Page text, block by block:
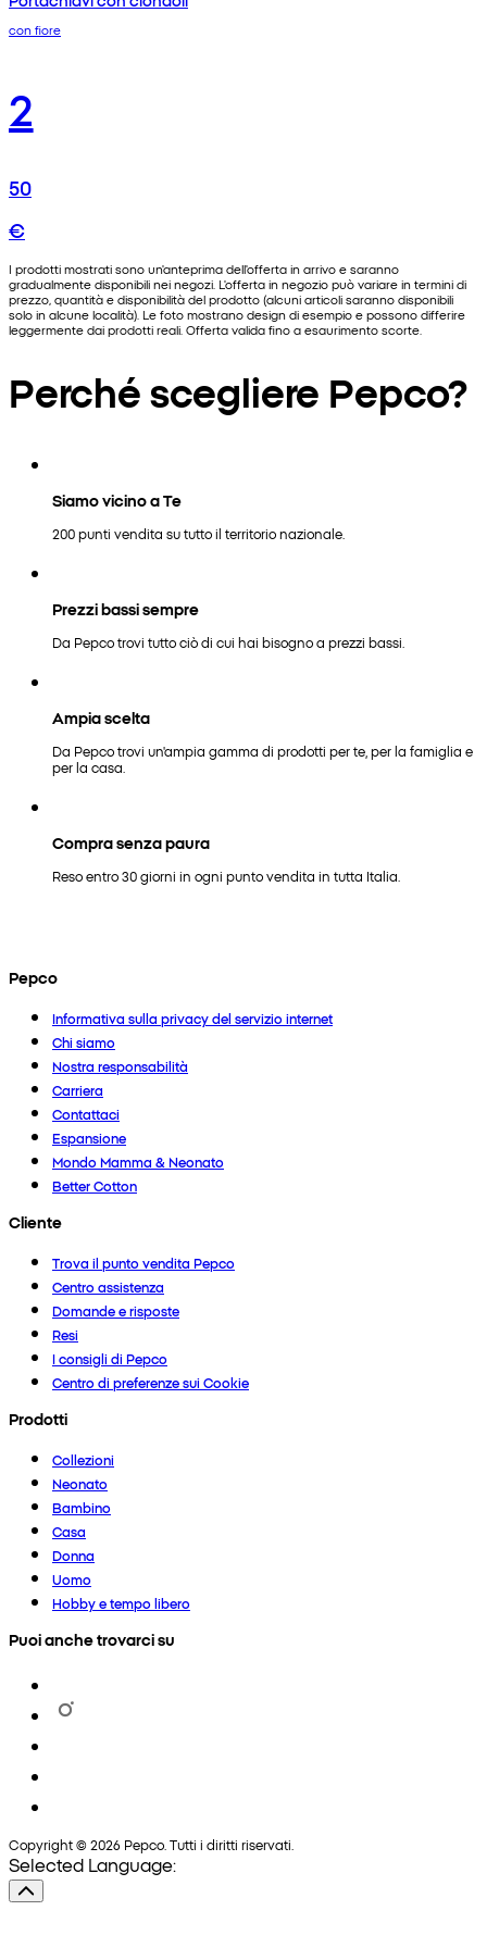
con fiore
2
50
€
I prodotti mostrati sono un'anteprima dell'offerta in arrivo e saranno
gradualmente disponibili nei negozi. L'offerta in negozio può variare in termini di
prezzo, quantità e disponibilità del prodotto (alcuni articoli saranno disponibili
solo in alcune località). Le foto mostrano design di esempio e possono differire
leggermente dai prodotti reali. Offerta valida fino a esaurimento scorte.
Perché scegliere Pepco?
Siamo vicino a Te
200 punti vendita su tutto il territorio nazionale.
Prezzi bassi sempre
Da Pepco trovi tutto ciò di cui hai bisogno a prezzi bassi.
Ampia scelta
Da Pepco trovi un'ampia gamma di prodotti per te, per la famiglia e
per la casa.
Compra senza paura
Reso entro 30 giorni in ogni punto vendita in tutta Italia.
Pepco
Informativa sulla privacy del servizio internet
Chi siamo
Nostra responsabilità
Carriera
Contattaci
Espansione
Mondo Mamma & Neonato
Better Cotton
Cliente
Trova il punto vendita Pepco
Centro assistenza
Domande e risposte
Resi
I consigli di Pepco
Centro di preferenze sui Cookie
Prodotti
Collezioni
Neonato
Bambino
Casa
Donna
Uomo
Hobby e tempo libero
Puoi anche trovarci su
Copyright © 2026 Pepco. Tutti i diritti riservati.
Selected Language: